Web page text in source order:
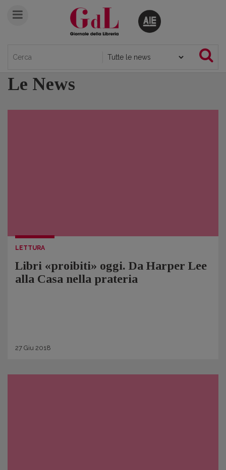
Le News
LETTURA
Libri «proibiti» oggi. Da Harper Lee
alla Casa nella prateria
27 Giu 2018